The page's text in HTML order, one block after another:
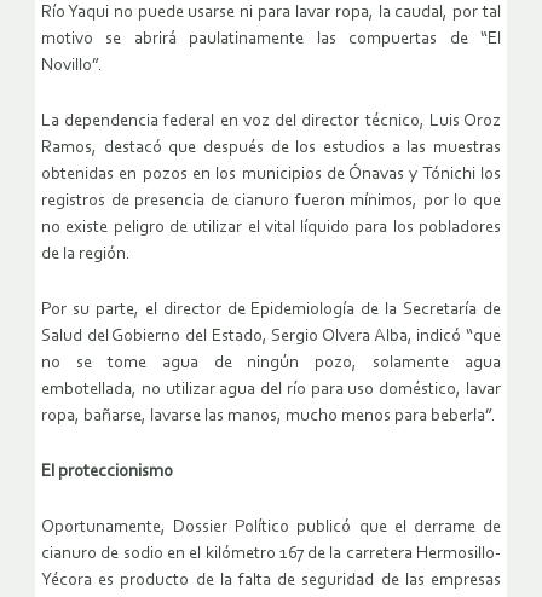
Río Yaqui no puede usarse ni para lavar ropa, la caudal, por tal
motivo se abrirá paulatinamente las compuertas de “El
Novillo”.
La dependencia federal en voz del director técnico, Luis Oroz
Ramos, destacó que después de los estudios a las muestras
obtenidas en pozos en los municipios de Ónavas y Tónichi los
registros de presencia de cianuro fueron mínimos, por lo que
no existe peligro de utilizar el vital líquido para los pobladores
de la región.
Por su parte, el director de Epidemiología de la Secretaría de
Salud del Gobierno del Estado, Sergio Olvera Alba, indicó “que
no se tome agua de ningún pozo, solamente agua
embotellada, no utilizar agua del río para uso doméstico, lavar
ropa, bañarse, lavarse las manos, mucho menos para beberla”.
El proteccionismo
Oportunamente, Dossier Político publicó que el derrame de
cianuro de sodio en el kilómetro 167 de la carretera Hermosillo-
Yécora es producto de la falta de seguridad de las empresas